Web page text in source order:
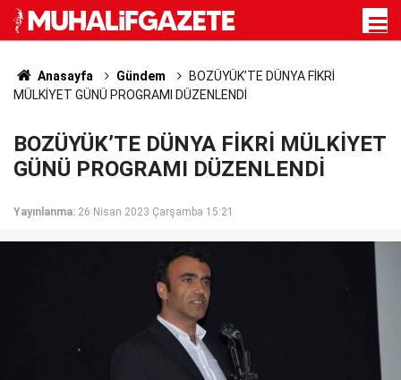
Anasayfa Gündem
BOZÜYÜK’TE DÜNYA FİKRİ
MÜLKİYET GÜNÜ PROGRAMI DÜZENLENDİ
BOZÜYÜK’TE DÜNYA FİKRİ MÜLKİYET
GÜNÜ PROGRAMI DÜZENLENDİ
Yayınlanma: 26 Nisan 2023 Çarşamba 15:21